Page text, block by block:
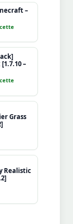
–
–
Grass
Realistic